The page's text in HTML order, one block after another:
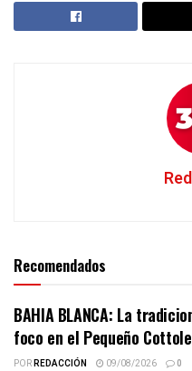
Recomendados
BAHIA BLANCA: La
foco en el Pequeño
PORREDACCIÓN 09/08/2026 0